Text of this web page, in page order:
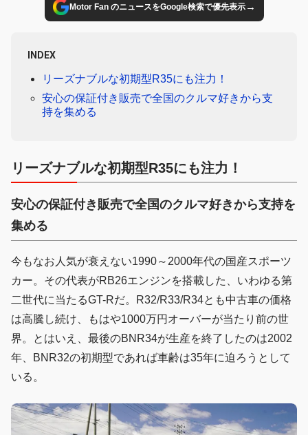
Motor Fan のニュースをGoogle検索で優先表示→
INDEX
リーズナブルな初期型R35にも注力！
安心の保証付き販売で全国のクルマ好きから支
持を集める
リーズナブルな初期型R35にも注力！
安心の保証付き販売で全国のクルマ好きから支持を
集める
今もなお人気が衰えない1990～2000年代の国産スポーツ
カー。その代表がRB26エンジンを搭載した、いわゆる第
二世代に当たるGT-Rだ。R32/R33/R34とも中古車の価格
は高騰し続け、もはや1000万円オーバーが当たり前の世
界。とはいえ、最後のBNR34が生産を終了したのは2002
年、BNR32の初期型であれば車齢は35年に迫ろうとして
いる。